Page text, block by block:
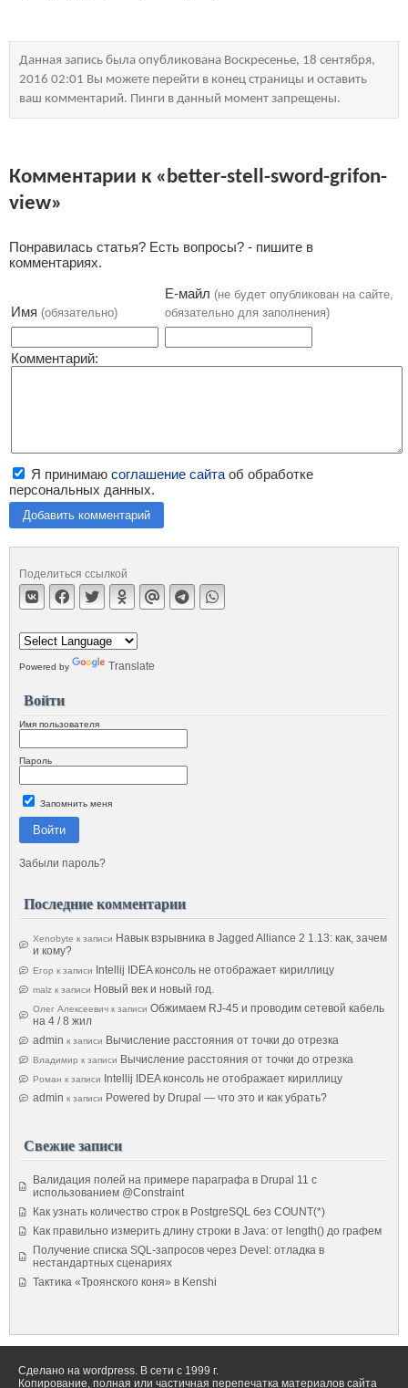
Данная запись была опубликована Воскресенье, 18 сентября,
2016 02:01 Вы можете перейти в конец страницы и оставить
ваш комментарий. Пинги в данный момент запрещены.
Комментарии к «better-stell-sword-grifon-
view»
Понравилась статья? Есть вопросы? - пишите в
комментариях.
Имя (обязательно)
Е-майл (не будет опубликован на сайте,
обязательно для заполнения)
Комментарий:
Я принимаю соглашение сайта об обработке
персональных данных.
Добавить комментарий
Поделиться ссылкой
Powered by Translate
Войти
Имя пользователя
Пароль
Запомнить меня
Войти
Забыли пароль?
Последние комментарии
Xenobyte к записи Навык взрывника в Jagged Alliance 2 1.13: как, зачем
и кому?
Егор к записи Intellij IDEA консоль не отображает кириллицу
malz к записи Новый век и новый год.
Олег Алексеевич к записи Обжимаем RJ-45 и проводим сетевой кабель
на 4 / 8 жил
admin к записи Вычисление расстояния от точки до отрезка
Владимир к записи Вычисление расстояния от точки до отрезка
Роман к записи Intellij IDEA консоль не отображает кириллицу
admin к записи Powered by Drupal — что это и как убрать?
Свежие записи
Валидация полей на примере параграфа в Drupal 11 с
использованием @Constraint
Как узнать количество строк в PostgreSQL без COUNT(*)
Как правильно измерить длину строки в Java: от length() до графем
Получение списка SQL-запросов через Devel: отладка в
нестандартных сценариях
Тактика «Троянского коня» в Kenshi
Сделано на wordpress. В сети с 1999 г.
Копирование, полная или частичная перепечатка материалов сайта